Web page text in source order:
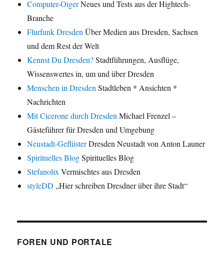
Computer-OigerNeues und Tests aus der Hightech-
Branche
Flurfunk Dresden Über Medien aus Dresden, Sachsen
und dem Rest der Welt
Kennst Du Dresden?Stadtführungen, Ausflüge,
Wissenswertes in, um und über Dresden
Menschen in Dresden Stadtleben * Ansichten *
Nachrichten
Mit Cicerone durch Dresden Michael Frenzel –
Gästeführer für Dresden und Umgebung
Neustadt-GeflüsterDresden Neustadt von Anton Launer
Spirituelles BlogSpirituelles Blog
Stefanolix Vermischtes aus Dresden
styleDD „Hier schreiben Dresdner über ihre Stadt“
FOREN UND PORTALE